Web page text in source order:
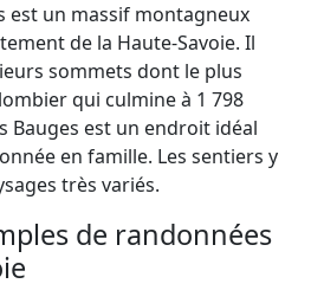
est un massif montagneux
de la Haute-Savoie. Il
sommets dont le plus
qui culmine à 1 798
Bauges est un endroit idéal
en famille. Les sentiers y
très variés.
de randonnées